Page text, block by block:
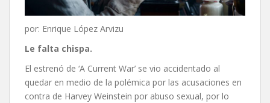
por: Enrique López Arvizu
Le falta chispa.
El estrenó de ‘A Current War’ se vio accidentado al
quedar en medio de la polémica por las acusaciones en
contra de Harvey Weinstein por abuso sexual, por lo